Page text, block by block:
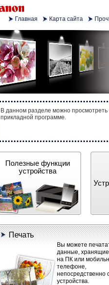
Главная Карта сайта
В данном разделе можно просмотреть
прикладной программе.
Полезные функции
устройства
Печать
Вы можете
данные,
на ПК или
телефоне,
непосредственно
устройства.